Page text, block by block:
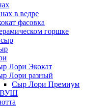
в ведре
фасовка
горшке
Лори Экокат
Лори разный
Сыр Лори Премиум